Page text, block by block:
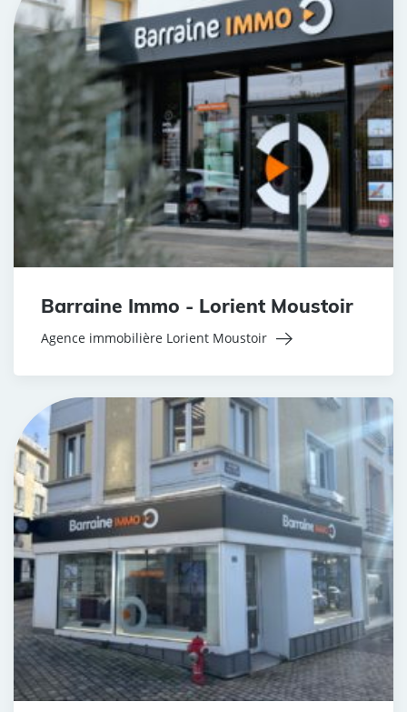
Barraine Immo - Lorient Moustoir
Agence immobilière Lorient Moustoir